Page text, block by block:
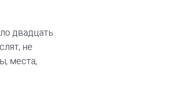
двадцать
не
места,